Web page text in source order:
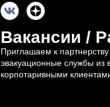
Вакансии /
Приглашаем к
эвакуационные службы из
корпотаривными